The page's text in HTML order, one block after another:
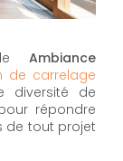
Ambiance
de carrelage
diversité de
répondre
de tout projet